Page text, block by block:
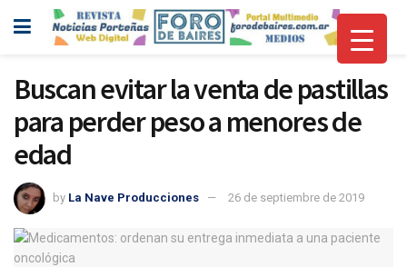
Buscan evitar la venta de pastillas
para perder peso a menores de
edad
by La Nave Producciones 26 de septiembre de 2019